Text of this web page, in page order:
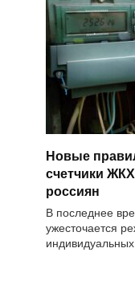
Новые
счетчики
россиян
В последнее
ужесточается
индивидуальных